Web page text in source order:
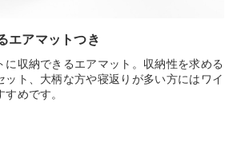
エアマットつき
に収納できるエアマット。収納性を求める
ット、大柄な方や寝返りが多い方にはワイ
めです。